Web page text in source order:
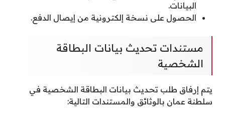
البيانات.
الحصول على نسخة إلكترونية من إيصال الدفع.
مستندات تحديث بيانات البطاقة
الشخصية
يتم إرفاق طلب تحديث بيانات البطاقة الشخصية في
سلطنة عمان بالوثائق والمستندات التالية: